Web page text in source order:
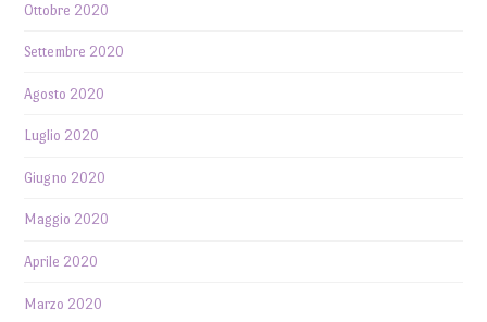
Ottobre 2020
Settembre 2020
Agosto 2020
Luglio 2020
Giugno 2020
Maggio 2020
Aprile 2020
Marzo 2020